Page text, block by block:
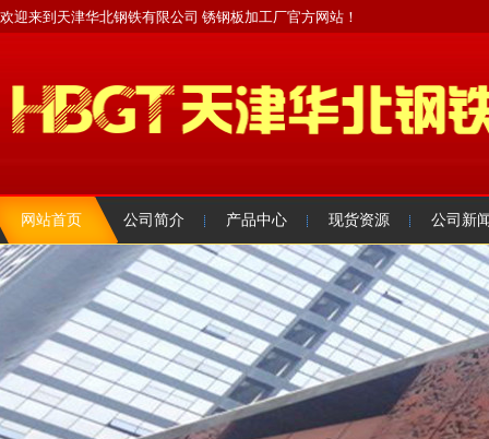
欢迎来到天津华北钢铁有限公司 锈钢板加工厂官方网站！
网站首页 公司简介 产品中心 现货资源 公司新